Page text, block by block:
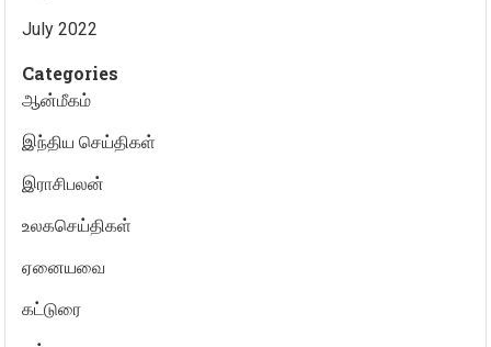
July 2022
Categories
ஆன்மீகம்
இந்திய செய்திகள்
இராசிபலன்
உலகசெய்திகள்
ஏனையவை
கட்டுரை